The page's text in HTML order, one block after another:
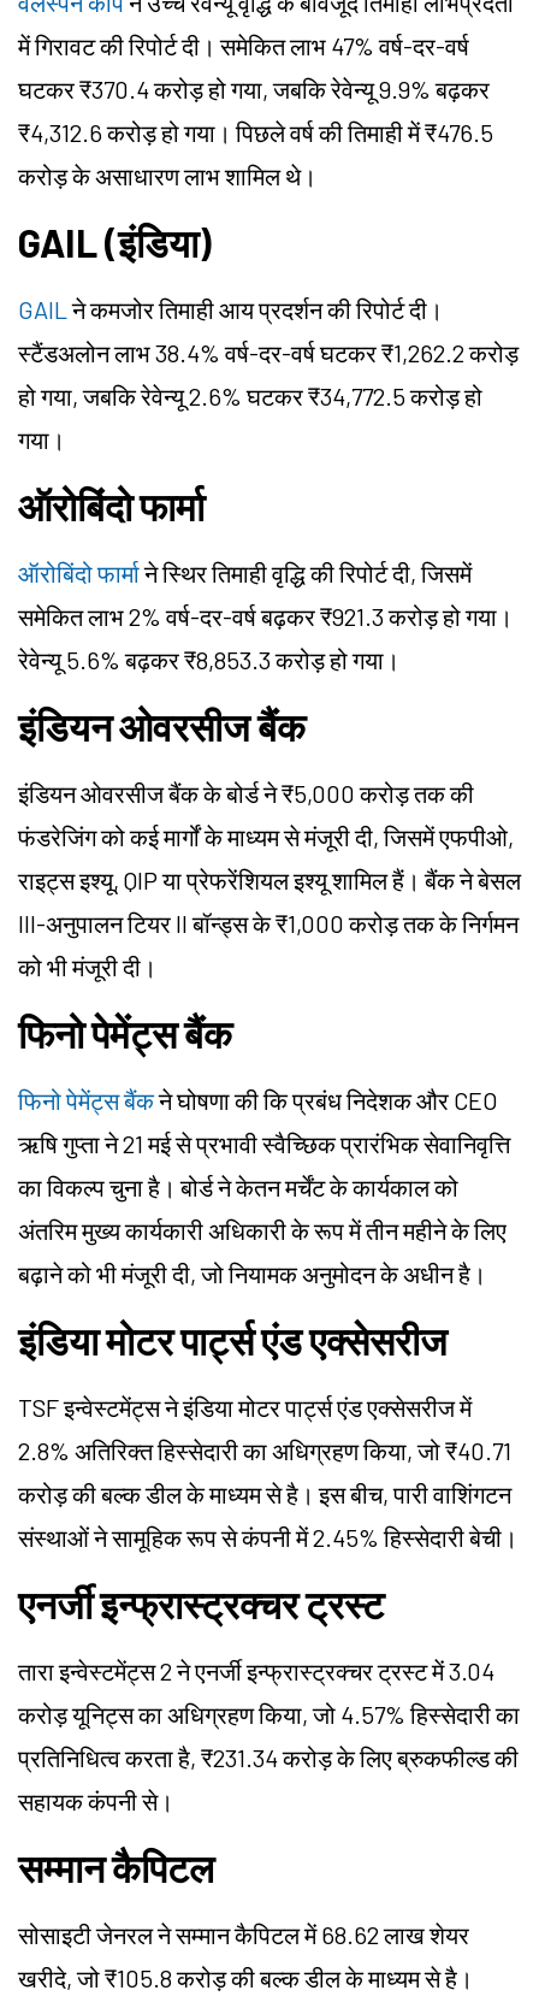
में गिरावट की रिपोर्ट दी। समेकित लाभ 47% वर्ष-दर-वर्ष
घटकर ₹370.4 करोड़ हो गया, जबकि रेवेन्यू 9.9% बढ़कर
₹4,312.6 करोड़ हो गया। पिछले वर्ष की तिमाही में ₹476.5
करोड़ के असाधारण लाभ शामिल थे।
GAIL (इंडिया)
GAILने कमजोर तिमाही आय प्रदर्शन की रिपोर्ट दी।
स्टैंडअलोन लाभ 38.4% वर्ष-दर-वर्ष घटकर ₹1,262.2 करोड़
हो गया, जबकि रेवेन्यू 2.6% घटकर ₹34,772.5 करोड़ हो
गया।
ऑरोबिंदो फार्मा
ऑरोबिंदो फार्माने स्थिर तिमाही वृद्धि की रिपोर्ट दी, जिसमें
समेकित लाभ 2% वर्ष-दर-वर्ष बढ़कर ₹921.3 करोड़ हो गया।
रेवेन्यू 5.6% बढ़कर ₹8,853.3 करोड़ हो गया।
इंडियन ओवरसीज बैंक
इंडियन ओवरसीज बैंक के बोर्ड ने ₹5,000 करोड़ तक की
फंडरेजिंग को कई मार्गों के माध्यम से मंजूरी दी, जिसमें एफपीओ,
राइट्स इश्यू, QIP या प्रेफरेंशियल इश्यू शामिल हैं। बैंक ने बेसल
III-अनुपालन टियर II बॉन्ड्स के ₹1,000 करोड़ तक के निर्गमन
को भी मंजूरी दी।
फिनो पेमेंट्स बैंक
फिनो पेमेंट्स बैंकने घोषणा की कि प्रबंध निदेशक और CEO
ऋषि गुप्ता ने 21 मई से प्रभावी स्वैच्छिक प्रारंभिक सेवानिवृत्ति
का विकल्प चुना है। बोर्ड ने केतन मर्चेंट के कार्यकाल को
अंतरिम मुख्य कार्यकारी अधिकारी के रूप में तीन महीने के लिए
बढ़ाने को भी मंजूरी दी, जो नियामक अनुमोदन के अधीन है।
इंडिया मोटर पार्ट्स एंड एक्सेसरीज
TSF इन्वेस्टमेंट्स ने इंडिया मोटर पार्ट्स एंड एक्सेसरीज में
2.8% अतिरिक्त हिस्सेदारी का अधिग्रहण किया, जो ₹40.71
करोड़ की बल्क डील के माध्यम से है। इस बीच, पारी वाशिंगटन
संस्थाओं ने सामूहिक रूप से कंपनी में 2.45% हिस्सेदारी बेची।
एनर्जी इन्फ्रास्ट्रक्चर ट्रस्ट
तारा इन्वेस्टमेंट्स 2 ने एनर्जी इन्फ्रास्ट्रक्चर ट्रस्ट में 3.04
करोड़ यूनिट्स का अधिग्रहण किया, जो 4.57% हिस्सेदारी का
प्रतिनिधित्व करता है, ₹231.34 करोड़ के लिए ब्रुकफील्ड की
सहायक कंपनी से।
सम्मान कैपिटल
सोसाइटी जेनरल ने सम्मान कैपिटल में 68.62 लाख शेयर
खरीदे, जो ₹105.8 करोड़ की बल्क डील के माध्यम से है।